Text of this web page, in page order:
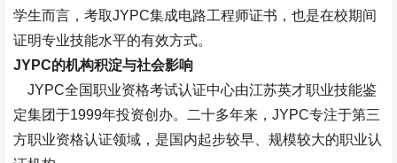
学生而言，考取JYPC集成电路工程师证书，也是在校期间
证明专业技能水平的有效方式。
JYPC的机构积淀与社会影响
JYPC全国职业资格考试认证中心由江苏英才职业技能鉴
定集团于1999年投资创办。二十多年来，JYPC专注于第三
方职业资格认证领域，是国内起步较早、规模较大的职业认